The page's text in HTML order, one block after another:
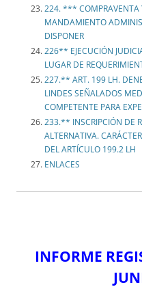
224. *** COMPRAVENTA
MANDAMIENTO
DISPONER
226** EJECUCIÓN
LUGAR DE
227.** ART. 199 LH.
LINDES SEÑALADOS
COMPETENTE PARA
233.** INSCRIPCIÓN DE
ALTERNATIVA.
DEL ARTÍCULO 199.2 LH
ENLACES
INFORME